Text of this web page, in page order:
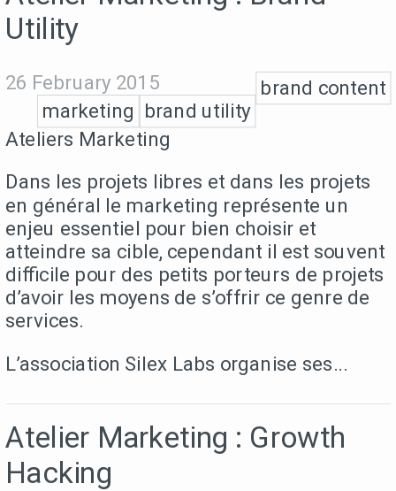
Utility
26 February 2015
brand content
brand utility
marketing
Ateliers Marketing
Dans les projets libres et dans les projets
en général le marketing représente un
enjeu essentiel pour bien choisir et
atteindre sa cible, cependant il est souvent
difficile pour des petits porteurs de projets
d’avoir les moyens de s’offrir ce genre de
services.
L’association Silex Labs organise ses...
Atelier Marketing : Growth
Hacking